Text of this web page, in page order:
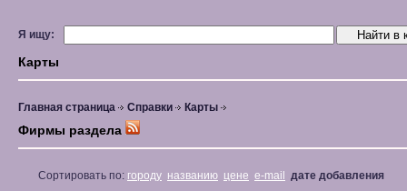
Я ищу:
Карты
Главная страница Справки Карты
Фирмы раздела
Сортировать по: городу названию цене e-mail дате добавления